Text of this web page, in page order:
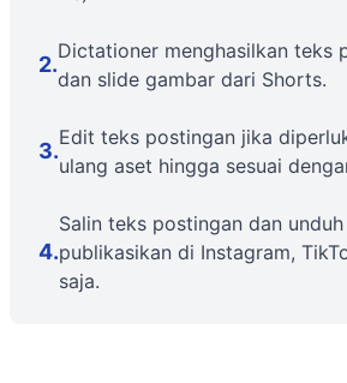
2.
Dictationer menghasilkan teks
dan slide gambar dari Shorts.
3.
Edit teks postingan jika
ulang aset hingga sesuai
4.
Salin teks postingan dan
publikasikan di Instagram,
saja.